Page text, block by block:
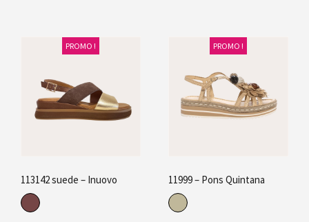
PROMO !
113142 suede – Inuovo
PROMO !
11999 – Pons Quintana